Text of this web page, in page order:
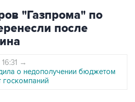
"Газпрома" по
после
→
о недополучении бюджетом